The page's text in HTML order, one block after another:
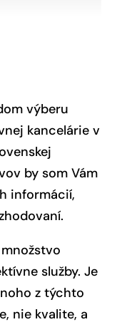
výberu
kancelárie v
by som Vám
informácií,
služby. Je
z týchto
nie kvalite, a